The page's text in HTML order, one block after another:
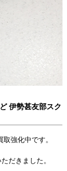
伊勢甚友部スク
強化中です。
だきました。